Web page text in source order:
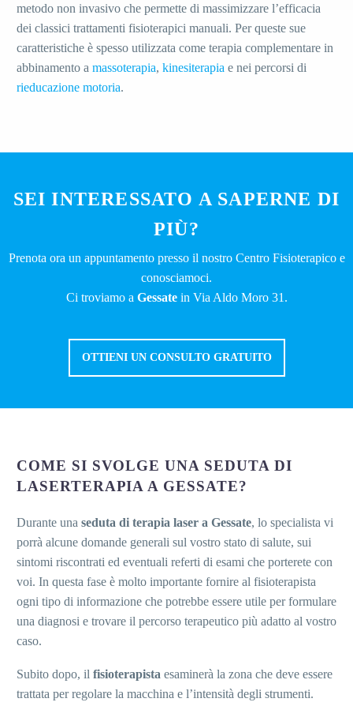
metodo non invasivo che permette di massimizzare l’efficacia
dei classici trattamenti fisioterapici manuali. Per queste sue
caratteristiche è spesso utilizzata come terapia complementare in
abbinamento a massoterapia, kinesiterapia e nei percorsi di
rieducazione motoria.
SEI INTERESSATO A SAPERNE DI
PIÙ?
Prenota ora un appuntamento presso il nostro Centro Fisioterapico e
conosciamoci.
Ci troviamo a Gessatein Via Aldo Moro 31.
OTTIENI UN CONSULTO GRATUITO
COME SI SVOLGE UNA SEDUTA DI
LASERTERAPIA A GESSATE?
Durante una seduta di terapia laser a Gessate, lo specialista vi
porrà alcune domande generali sul vostro stato di salute, sui
sintomi riscontrati ed eventuali referti di esami che porterete con
voi. In questa fase è molto importante fornire al fisioterapista
ogni tipo di informazione che potrebbe essere utile per formulare
una diagnosi e trovare il percorso terapeutico più adatto al vostro
caso.
Subito dopo, il fisioterapista esaminerà la zona che deve essere
trattata per regolare la macchina e l’intensità degli strumenti.